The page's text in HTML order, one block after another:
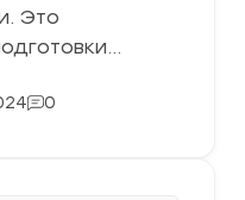
Это
0